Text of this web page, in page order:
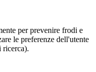
per prevenire frodi e
le preferenze dell'utente
ricerca).